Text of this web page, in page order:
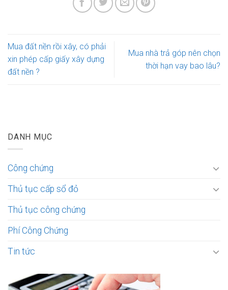
Mua đất nền rồi xây, có phải
xin phép cấp giấy xây dựng
đất nền ?
Mua nhà trả góp nên chọn
thời hạn vay bao lâu?
DANH MỤC
Công chứng
Thủ tục cấp sổ đỏ
Thủ tục công chứng
Phí Công Chứng
Tin tức